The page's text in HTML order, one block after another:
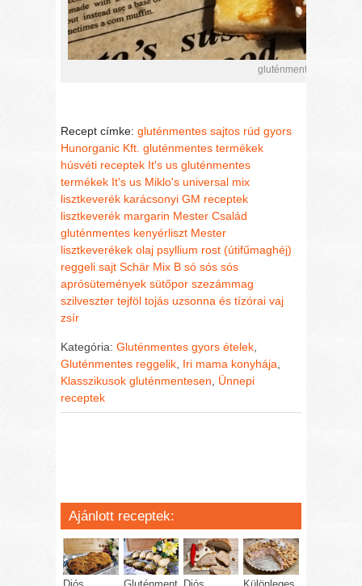
gluténmentes sajtos
Recept címke:gluténmentes sajtos rúd gyors
Hunorganic Kft. gluténmentes termékek
húsvéti receptek It's us gluténmentes
termékek It's us Miklo's universal mix
lisztkeverék karácsonyi GM receptek
lisztkeverék margarin Mester Család
gluténmentes kenyérliszt Mester
lisztkeverékek olaj psyllium rost (útifűmaghéj)
reggeli sajt Schär Mix B só sós sós
aprósütemények sütőpor szezámmag
szilveszter tejföl tojás uzsonna és tízórai vaj
zsír
Kategória:Gluténmentes gyors ételek,
Gluténmentes reggelik, Iri mama konyhája,
Klasszikusok gluténmentesen, Ünnepi
receptek
Ajánlott receptek: